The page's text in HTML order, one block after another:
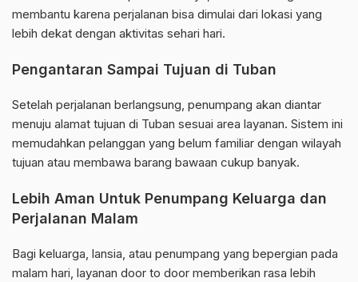
membantu karena perjalanan bisa dimulai dari lokasi yang
lebih dekat dengan aktivitas sehari hari.
Pengantaran Sampai Tujuan di Tuban
Setelah perjalanan berlangsung, penumpang akan diantar
menuju alamat tujuan di Tuban sesuai area layanan. Sistem ini
memudahkan pelanggan yang belum familiar dengan wilayah
tujuan atau membawa barang bawaan cukup banyak.
Lebih Aman Untuk Penumpang Keluarga dan
Perjalanan Malam
Bagi keluarga, lansia, atau penumpang yang bepergian pada
malam hari, layanan door to door memberikan rasa lebih